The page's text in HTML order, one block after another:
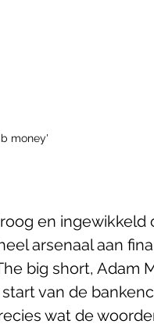
money'
en ingewikkeld
arsenaal aan
big short, Adam
van de
wat de woorden